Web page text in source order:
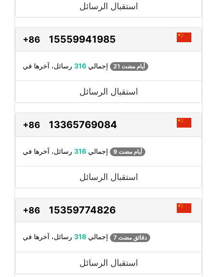
استقبال الرسائل
+86 15559941985
إجمالي 316 21 أيام مضت
استقبال الرسائل
+86 13365769084
إجمالي 316 9 أيام مضت
استقبال الرسائل
+86 15359774826
إجمالي 318 7 دقائق مضت
استقبال الرسائل